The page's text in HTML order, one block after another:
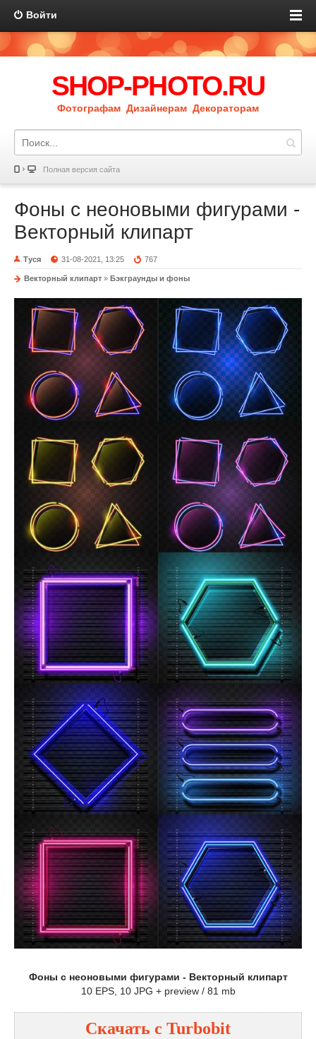
Войти
SHOP-PHOTO.RU
Фотографам Дизайнерам Декораторам
Полная версия сайта
Фоны с неоновыми фигурами -
Векторный клипарт
Туся 31-08-2021, 13:25 767
Векторный клипарт » Бэкграунды и фоны
Фоны с неоновыми фигурами - Векторный клипарт
10 EPS, 10 JPG + preview / 81 mb
Скачать с Turbobit